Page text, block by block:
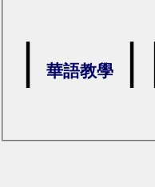
| 華語教學 |